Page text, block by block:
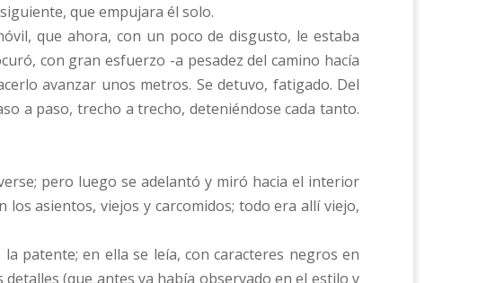
que empujara él solo.
que ahora, con un poco de disgusto, le estaba
con gran esfuerzo -a pesadez del camino hacía
avanzar unos metros. Se detuvo, fatigado. Del
a paso, trecho a trecho, deteniéndose cada tanto.
pero luego se adelantó y miró hacia el interior
los asientos, viejos y carcomidos; todo era allí viejo,
patente; en ella se leía, con caracteres negros en
(que antes ya había observado en el estilo y